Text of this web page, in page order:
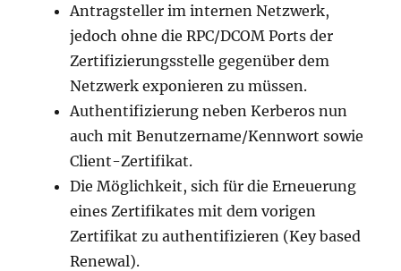
Antragsteller im internen Netzwerk,
jedoch ohne die RPC/DCOM Ports der
Zertifizierungsstelle gegenüber dem
Netzwerk exponieren zu müssen.
Authentifizierung neben Kerberos nun
auch mit Benutzername/Kennwort sowie
Client-Zertifikat.
Die Möglichkeit, sich für die Erneuerung
eines Zertifikates mit dem vorigen
Zertifikat zu authentifizieren (Key based
Renewal).